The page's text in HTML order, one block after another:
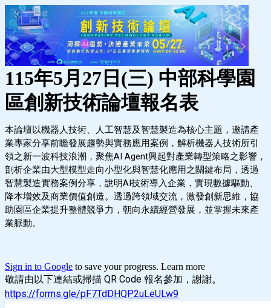
115年5月27日(三) 中部科學園
區創新技術論壇報名表
本論壇以機器人技術、人工智慧及智慧製造為核心主題，邀請產
業專家分享前瞻發展趨勢與實務應用案例，解析機器人技術所引
領之新一波科技浪潮，聚焦AI Agent興起對產業轉型策略之影響，
剖析企業由大型模型走向小型化與智慧化應用之關鍵布局，透過
智慧製造實務案例分享，說明AI 技術導入企業，實現數據驅動、
降本增效及商業價值創造。透過跨領域交流，激發創新思維，協
助園區企業提升整體競爭力，朝向永續經營發展，並掌握未來產
業脈動。
Sign in to Google to save your progress. Learn more
敬請由以下連結或掃描 QR Code 報名參加，謝謝。
https://forms.gle/pF7TdDHQP2uLeULw9